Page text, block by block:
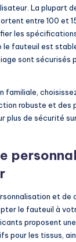
La plupart
entre 100 et
les
le fauteuil est
sont sécurisés
familiale,
robuste et des
plus de sécurité
et de
le fauteuil à
proposent
pour les tissus,